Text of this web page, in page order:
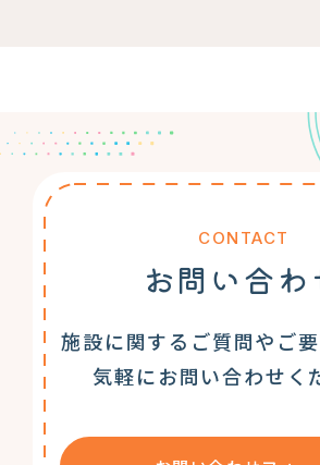
CONTACT
お問い合わ
施設に関するご質問やご
気軽にお問い合わせく